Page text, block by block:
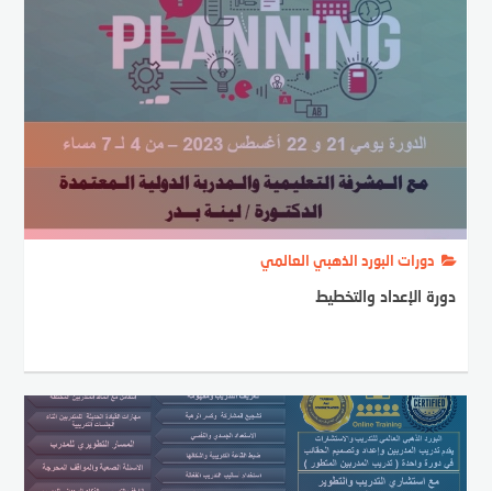
دورات البورد الذهبي العالمي
دورة الإعداد والتخطيط